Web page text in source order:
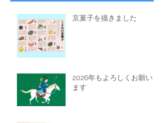
京菓子を描きました
2026年もよろしくお願いし
ます